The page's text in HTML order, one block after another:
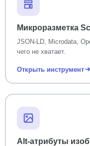
Микроразметка
JSON-LD, Microdata,
чего не хватает.
Открыть инструмент
Alt-атрибуты